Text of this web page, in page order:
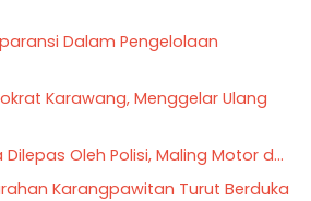
Dalam Pengelolaan
Karawang, Menggelar Ulang
Oleh Polisi, Maling Motor d...
Karangpawitan Turut Berduka